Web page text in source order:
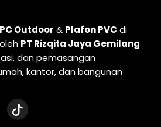
Outdoor & Plafon PVC di
PT Rizqita Jaya Gemilang
dan pemasangan
kantor, dan bangunan